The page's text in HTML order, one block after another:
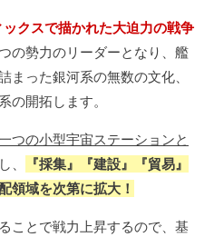
クスで描かれた大迫力の戦争
の勢力のリーダーとなり、艦
まった銀河系の無数の文化、
の開拓します。
つの小型宇宙ステーションと
し、
『採集』『建設』『貿易』
領域を次第に拡大！
ことで戦力上昇するので、基